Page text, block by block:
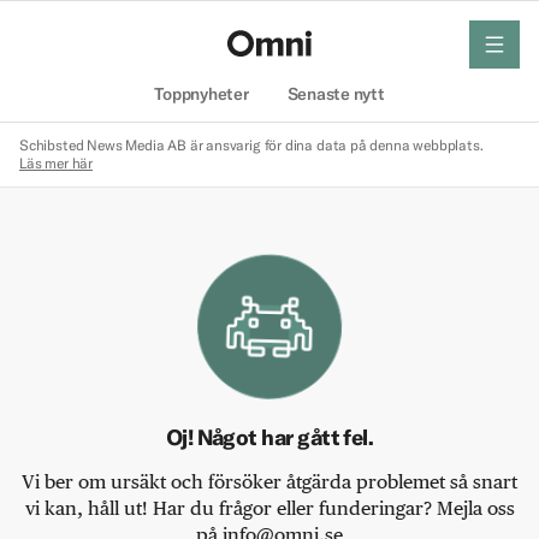
Toppnyheter Senaste nytt
meny
Schibsted News Media AB är ansvarig för dina data på denna webbplats.
Läs mer här
Oj! Något har gått fel.
Vi ber om ursäkt och försöker åtgärda problemet så snart
vi kan, håll ut! Har du frågor eller funderingar? Mejla oss